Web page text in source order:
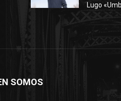
Lugo
SOMOS